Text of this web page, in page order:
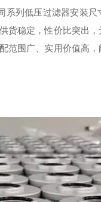
系列低压过滤器安装
货稳定，性价比突出
范围广、实用价值高